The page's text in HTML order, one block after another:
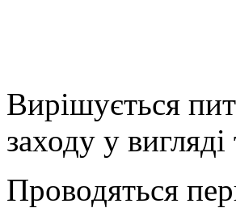
Вирішується
заходу у
Проводяться